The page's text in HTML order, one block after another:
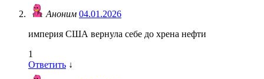
Аноним 04.01.2026
империя США вернула себе до хрена нефти
1
Ответить ↓